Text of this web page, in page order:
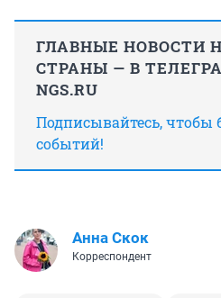
ГЛАВНЫЕ НОВОСТИ
СТРАНЫ — В
NGS.RU
Подписывайтесь, чтобы
событий!
Анна Скок
Корреспондент